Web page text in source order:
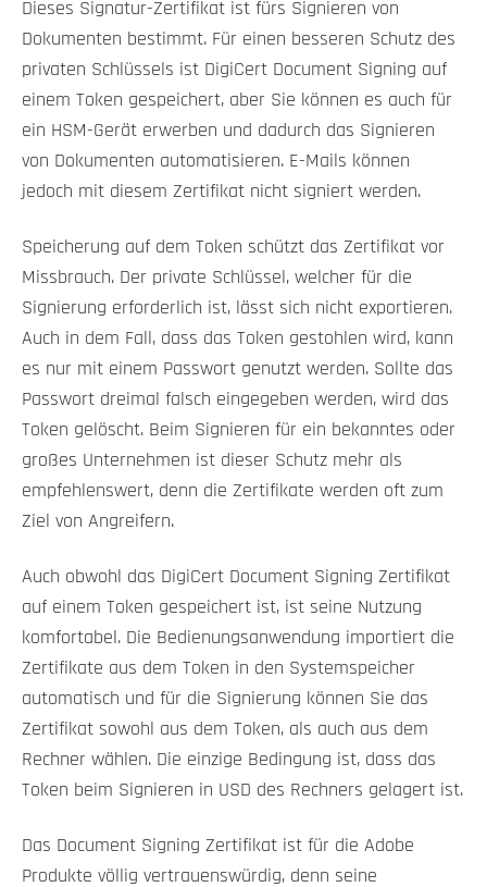
Dieses Signatur-Zertifikat ist fürs Signieren von
Dokumenten bestimmt. Für einen besseren Schutz des
privaten Schlüssels ist DigiCert Document Signing auf
einem Token gespeichert, aber Sie können es auch für
ein HSM-Gerät erwerben und dadurch das Signieren
von Dokumenten automatisieren. E-Mails können
jedoch mit diesem Zertifikat nicht signiert werden.
Speicherung auf dem Token schützt das Zertifikat vor
Missbrauch. Der private Schlüssel, welcher für die
Signierung erforderlich ist, lässt sich nicht exportieren.
Auch in dem Fall, dass das Token gestohlen wird, kann
es nur mit einem Passwort genutzt werden. Sollte das
Passwort dreimal falsch eingegeben werden, wird das
Token gelöscht. Beim Signieren für ein bekanntes oder
großes Unternehmen ist dieser Schutz mehr als
empfehlenswert, denn die Zertifikate werden oft zum
Ziel von Angreifern.
Auch obwohl das DigiCert Document Signing Zertifikat
auf einem Token gespeichert ist, ist seine Nutzung
komfortabel. Die Bedienungsanwendung importiert die
Zertifikate aus dem Token in den Systemspeicher
automatisch und für die Signierung können Sie das
Zertifikat sowohl aus dem Token, als auch aus dem
Rechner wählen. Die einzige Bedingung ist, dass das
Token beim Signieren in USD des Rechners gelagert ist.
Das Document Signing Zertifikat ist für die Adobe
Produkte völlig vertrauenswürdig, denn seine